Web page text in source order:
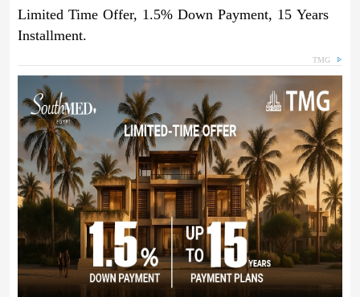
Limited Time Offer, 1.5% Down Payment, 15 Years
Installment.
TMG